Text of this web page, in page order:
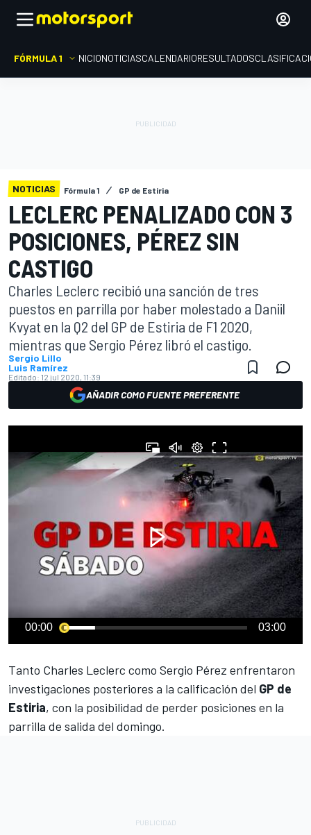
FÓRMULA 1 INICIONOTICIASCALENDARIORESULTADOS
NOTICIAS Fórmula 1 GP de Estiria
LECLERC PENALIZADO CON 3
POSICIONES, PÉREZ SIN
CASTIGO
Charles Leclerc recibió una sanción de tres
puestos en parrilla por haber molestado a Daniil
Kvyat en la Q2 del GP de Estiria de F1 2020,
mientras que Sergio Pérez libró el castigo.
Sergio Lillo
Luis Ramírez
Editado: 12 jul 2020, 11:39
AÑADIR COMO FUENTE PREFERENTE
00:00 03:00
Tanto Charles Leclerc como Sergio Pérez enfrentaron
investigaciones posteriores a la calificación del GP de
Estiria, con la posibilidad de perder posiciones en la
parrilla de salida del domingo.